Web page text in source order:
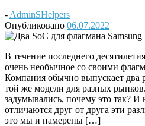
- AdminSHelpers
Опубликовано 06.07.2022
В течение последнего
очень необычное со своими
Компания обычно выпускает два
той же модели для разных
задумывались, почему это так? И
отличаются друг от друга эти
это мы и намерены […]